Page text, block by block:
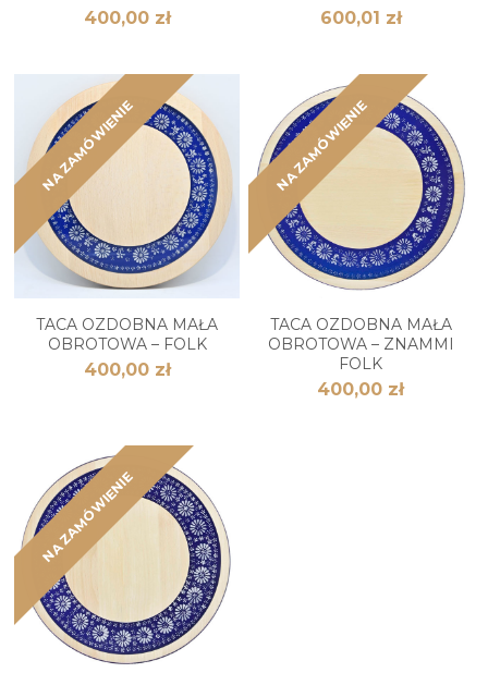
400,00 zł 600,01 zł
NA ZAMÓWIENIE
TACA OZDOBNA MAŁA
OBROTOWA – FOLK
400,00 zł
NA ZAMÓWIENIE
TACA OZDOBNA MAŁA
OBROTOWA – ZNAMMI
FOLK
400,00 zł
NA ZAMÓWIENIE